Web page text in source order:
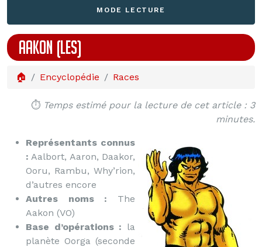
MODE LECTURE
AAKON (LES)
🏠 Encyclopédie Races
⏱️ Temps estimé pour la lecture de cet article : 3
minutes.
Représentants connus
: Aalbort, Aaron, Daakor,
Ooru, Rambu, Why’rion,
d’autres encore
Autres noms : The
Aakon (VO)
Base d’opérations : la
planète Oorga (seconde